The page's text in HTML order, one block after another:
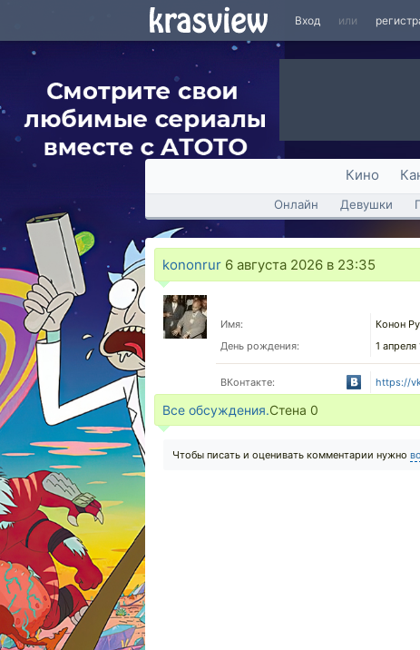
Вход или
Кино
Онлайн Девушки
kononrur 6 августа 2026 в 23:35
Имя:
Конон
День рождения:
1
ВКонтакте: https://
Все обсуждения.Стена 0
Чтобы писать и оценивать комментарии нужно